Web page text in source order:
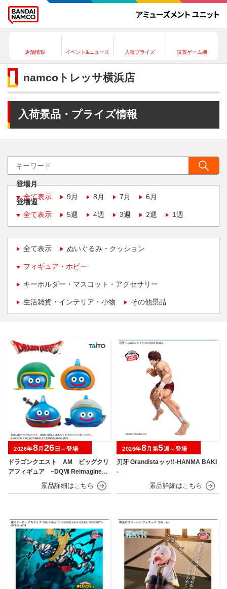
店舗情報 イベント&ニュース 入荷プライズ 設置ゲーム機
namcoトレッサ横浜店
入荷景品・プライズ情報
登場月
全て表示
9月 8月 7月 6月
登場週
全て表示
5週 4週 3週 2週 1週
全て表示 ぬいぐるみ・クッション
フィギュア・ホビー
キーホルダー・マスコット・アクセサリー
生活雑貨・インテリア・小物 その他景品
ドラゴンクエスト AM ビッグクリ
アフィギュア ~DQⅦ Reimagined
発売記念編~
2026年8月 26 日～登場
刃牙 Grandistaッッ!!-HANMA BAKI
-
2026年8月第5週～登場